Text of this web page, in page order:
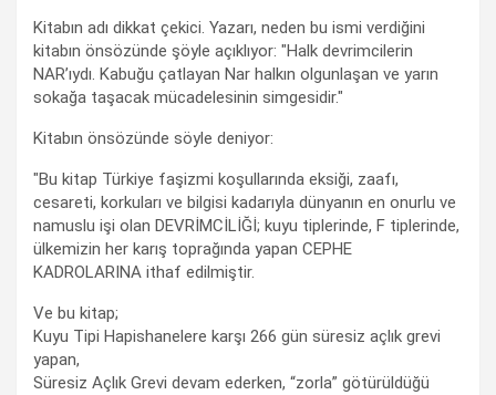
Kitabın adı dikkat çekici. Yazarı, neden bu ismi verdiğini
kitabın önsözünde şöyle açıklıyor: "Halk devrimcilerin
NAR’ıydı. Kabuğu çatlayan Nar halkın olgunlaşan ve yarın
sokağa taşacak mücadelesinin simgesidir."
Kitabın önsözünde söyle deniyor:
"Bu kitap Türkiye faşizmi koşullarında eksiği, zaafı,
cesareti, korkuları ve bilgisi kadarıyla dünyanın en onurlu ve
namuslu işi olan DEVRİMCİLİĞİ; kuyu tiplerinde, F tiplerinde,
ülkemizin her karış toprağında yapan CEPHE
KADROLARINA ithaf edilmiştir.
Ve bu kitap;
Kuyu Tipi Hapishanelere karşı 266 gün süresiz açlık grevi
yapan,
Süresiz Açlık Grevi devam ederken, “zorla” götürüldüğü